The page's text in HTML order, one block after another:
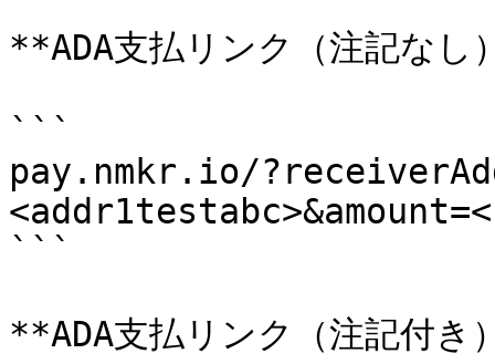
**ADA支払リンク（注記なし
```
pay.nmkr.io/
```
**ADA支払リンク（注記付き